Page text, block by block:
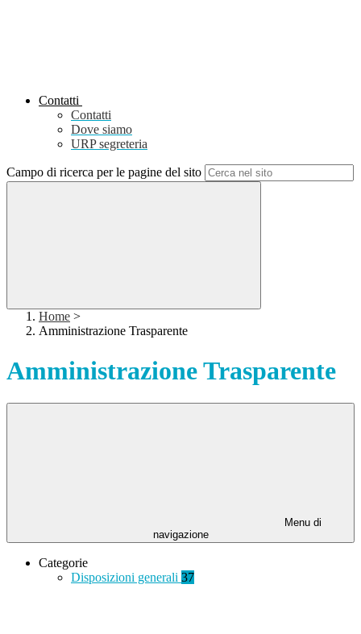
Contatti
Contatti
Dove siamo
URP segreteria
Campo di ricerca per le pagine del sito
Home >
Amministrazione Trasparente
Amministrazione Trasparente
Menu di
navigazione
Categorie
Disposizioni generali 37